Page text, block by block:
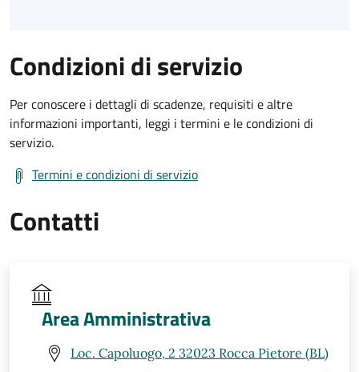
Condizioni di servizio
Per conoscere i dettagli di scadenze, requisiti e altre
informazioni importanti, leggi i termini e le condizioni di
servizio.
Termini e condizioni di servizio
Contatti
Area Amministrativa
Loc. Capoluogo, 2 32023 Rocca Pietore (BL)